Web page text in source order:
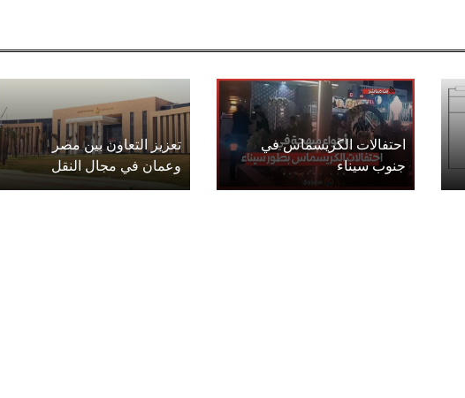
احتفالات الكريسماس في
جنوب سيناء
تعزيز التعاون بين مصر
وعمان في مجال النقل